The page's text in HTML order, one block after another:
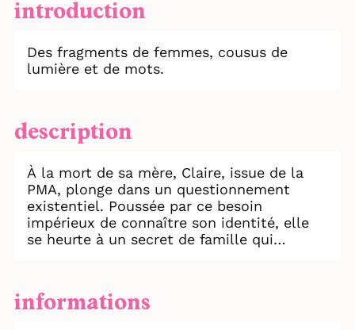
introduction
Des fragments de femmes, cousus de
lumière et de mots.
description
À la mort de sa mère, Claire, issue de la
PMA, plonge dans un questionnement
existentiel. Poussée par ce besoin
impérieux de connaître son identité, elle
se heurte à un secret de famille qui
Écrit et interprété par Stéphanie Manus,
accompagnée sur scène par la musique
informations